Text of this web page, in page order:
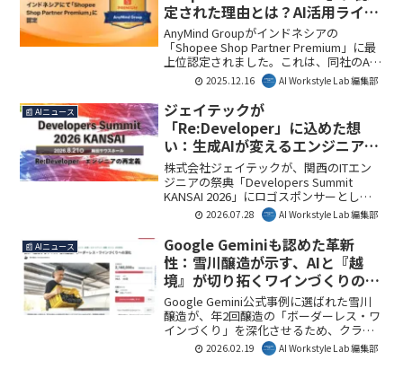
で、労務ナレッジを組織資産へと転換す
る強力なツールとなることが期待されて
います。
定された理由とは？AI活用ライブ
コマース戦略を解説
AnyMind Groupがインドネシアの
「Shopee Shop Partner Premium」に最
上位認定されました。これは、同社のAI
を活用したライブコマース戦略と高い運
用実績が評価された結果です。今回の認
定は、東南アジア市場におけるAIとECの
融合の重要性を示しており、ビジネスに
おけるAI活用の新たな可能性を示唆して
います。AI Workstyle Lab編集部では、そ
の詳細と影響を深掘りします。
2025.12.16 AI Workstyle Lab 編集部
📰 AIニュース
ジェイテックが
「Re:Developer」に込めた想
い：生成AIが変えるエンジニアの
未来像
株式会社ジェイテックが、関西のITエン
ジニアの祭典「Developers Summit
KANSAI 2026」にロゴスポンサーとして
協賛します。生成AIによる開発の変化に
対応し、エンジニアの新たな価値と役割
を再定義する本イベントは、技術進化の
最前線で働く方々にとって重要な機会と
なるでしょう。AI Workstyle Lab編集部と
しても、その動向に注目しています。
2026.07.28 AI Workstyle Lab 編集部
📰 AIニュース
Google Geminiも認めた革新
性：雪川醸造が示す、AIと『越
境』が切り拓くワインづくりの未
来
Google Gemini公式事例に選ばれた雪川
醸造が、年2回醸造の「ボーダーレス・ワ
インづくり」を深化させるため、クラウ
ドファンディングを開始。AI活用で革新
的なワインづくりに挑む同社の未来像を
2026.02.19 AI Workstyle Lab 編集部